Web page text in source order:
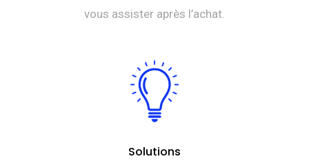
vous assister après l’achat.
Solutions